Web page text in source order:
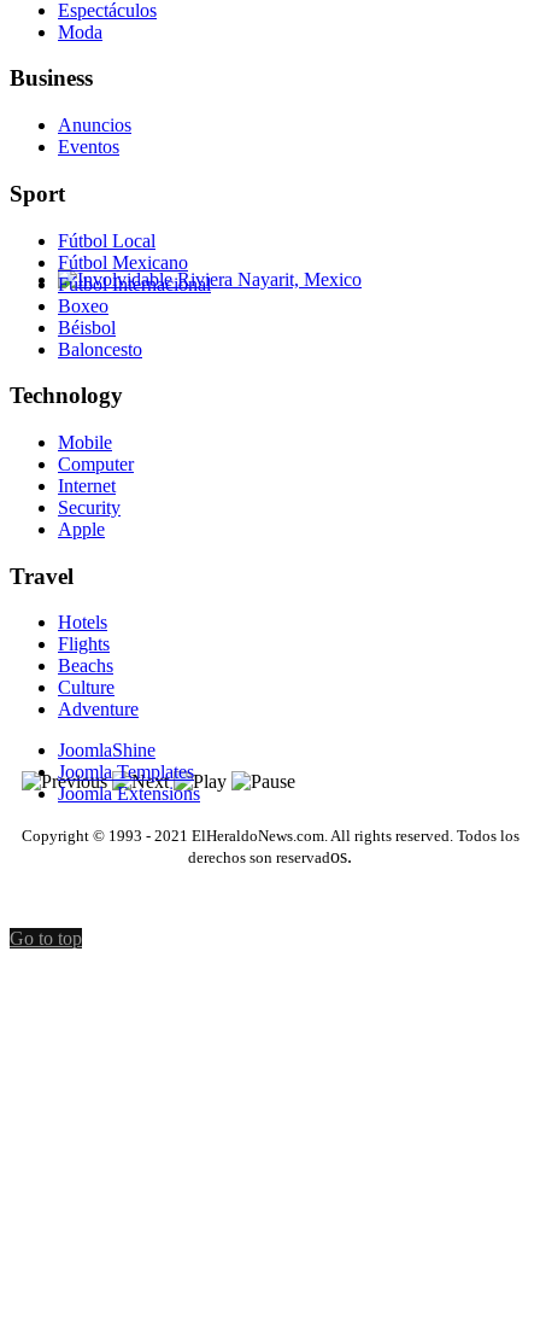
Involvidable Riviera Nayarit, Mexico
Espectáculos
Moda
Business
Anuncios
Eventos
Sport
Fútbol Local
Fútbol Mexicano
Fútbol Internacional
Boxeo
Béisbol
Baloncesto
Technology
Mobile
Computer
Internet
Security
Apple
Travel
Hotels
Flights
Beachs
Culture
Adventure
JoomlaShine
Joomla Templates
Joomla Extensions
Copyright © 1993 - 2021 ElHeraldoNews.com. All rights reserved. Todos los
derechos son reservados.
Go to top